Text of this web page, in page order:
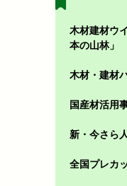
木材建材ウ
本の山林」
木材・建材
国産材活用
新・今さら
全国プレカ